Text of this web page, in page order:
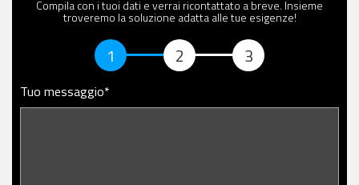
Compila con i tuoi dati e verrai ricontattato a breve. Insieme
troveremo la soluzione adatta alle tue esigenze!
1 2 3
Tuo messaggio*